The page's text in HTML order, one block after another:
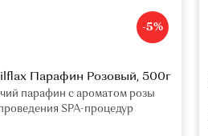
-5%
Парафин Розовый, 500г
парафин с ароматом розы
SPA-процедур